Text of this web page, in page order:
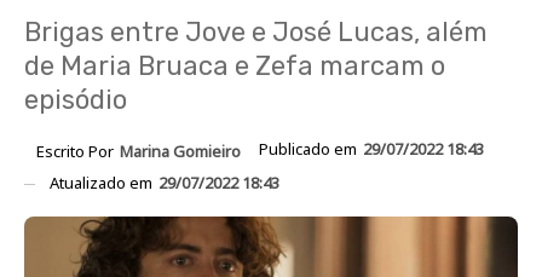
Brigas entre Jove e José Lucas, além
de Maria Bruaca e Zefa marcam o
episódio
Escrito Por Marina Gomieiro Publicado em 29/07/2022 18:43
Atualizado em 29/07/2022 18:43